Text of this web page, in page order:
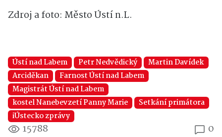
Zdroj a foto: Město Ústí n.L.
Ústí nad Labem Petr Nedvědický
Martin Davídek
Arciděkan
Farnost Ústí nad Labem
Magistrát Ústí nad Labem
kostel Nanebevzetí Panny Marie
Setkání primátora
iÚstecko zprávy
15788 0